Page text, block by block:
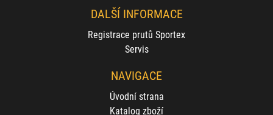
DALŠÍ INFORMACE
Registrace prutů Sportex
Servis
NAVIGACE
Úvodní strana
Katalog zboží